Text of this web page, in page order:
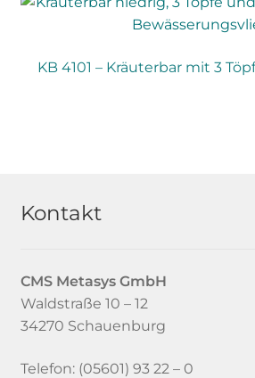
KB 4101 – Kräuterbar mit 3
Kontakt
CMS Metasys GmbH
Waldstraße 10 – 12
34270 Schauenburg
Telefon: (05601) 93 22 – 0